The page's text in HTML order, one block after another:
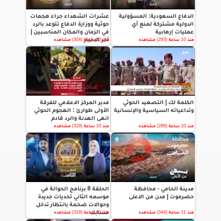
الدفاع السعودية: المسؤولية
الدولية مشتركة لمنع أي
عمليات إرهابية
منذ 10 ساعة (293) مشاهده
عشرات الشهداء جراء هجمات
حوثية ووزارة الدفاع تتوعد بالرد
في الزمان والمكان المناسبين |
آخر الاخبار
منذ 10 ساعة (304) مشاهده
الكلمة لك | التصعيد الحوثي
وتداعياته السياسية والإنسانية
منذ 10 ساعة (289) مشاهده
مدير المركز الاعلامي للفرقة
الأولى طوارئ : الهجوم الحوثي
انهى الهدنة والرد قادم
منذ 10 ساعة (319) مشاهده
مدينة الحامي - محافظة
حضرموت | مدن من الاعلى
منذ 11 ساعة (344) مشاهده
الحلقة 8 برنامج الحوالة في
موسمه الثاني تحديات جديدة
وحوالات ضخمة بانتظار تدخل
حسابك
منذ 11 ساعة (319) مشاهده